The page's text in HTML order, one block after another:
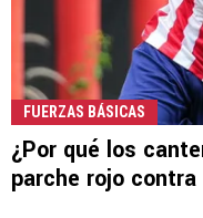
FUERZAS BÁSICAS
¿Por qué los
parche rojo